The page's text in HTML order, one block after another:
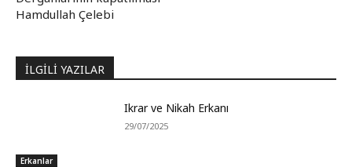
Hamdullah Çelebi
İLGİLİ YAZILAR
Erkanlar
Ikrar ve Nikah Erkanı
29/07/2025